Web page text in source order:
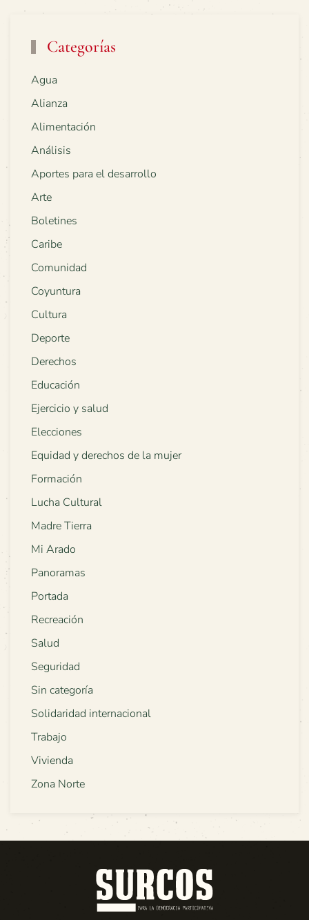
Categorías
Agua
Alianza
Alimentación
Análisis
Aportes para el desarrollo
Arte
Boletines
Caribe
Comunidad
Coyuntura
Cultura
Deporte
Derechos
Educación
Ejercicio y salud
Elecciones
Equidad y derechos de la mujer
Formación
Lucha Cultural
Madre Tierra
Mi Arado
Panoramas
Portada
Recreación
Salud
Seguridad
Sin categoría
Solidaridad internacional
Trabajo
Vivienda
Zona Norte